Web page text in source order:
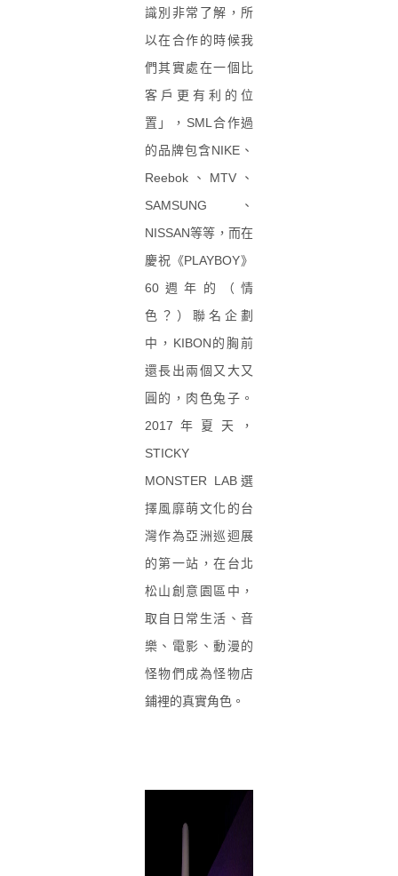
識別非常了解，所
以在合作的時候我
們其實處在一個比
客戶更有利的位
置」，SML合作過
的品牌包含NIKE、
Reebok、MTV、
SAMSUNG、
NISSAN等等，而在
慶祝《PLAYBOY》
60週年的（情
色？）聯名企劃
中，KIBON的胸前
還長出兩個又大又
圓的，肉色兔子。
2017年夏天，
STICKY
MONSTER LAB選
擇風靡萌文化的台
灣作為亞洲巡迴展
的第一站，在台北
松山創意園區中，
取自日常生活、音
樂、電影、動漫的
怪物們成為怪物店
鋪裡的真實角色。